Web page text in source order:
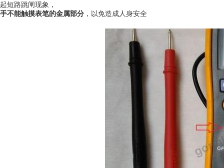
起短路跳闸现象，
手不能触摸表笔的金属部分 ，以免造成人身安全